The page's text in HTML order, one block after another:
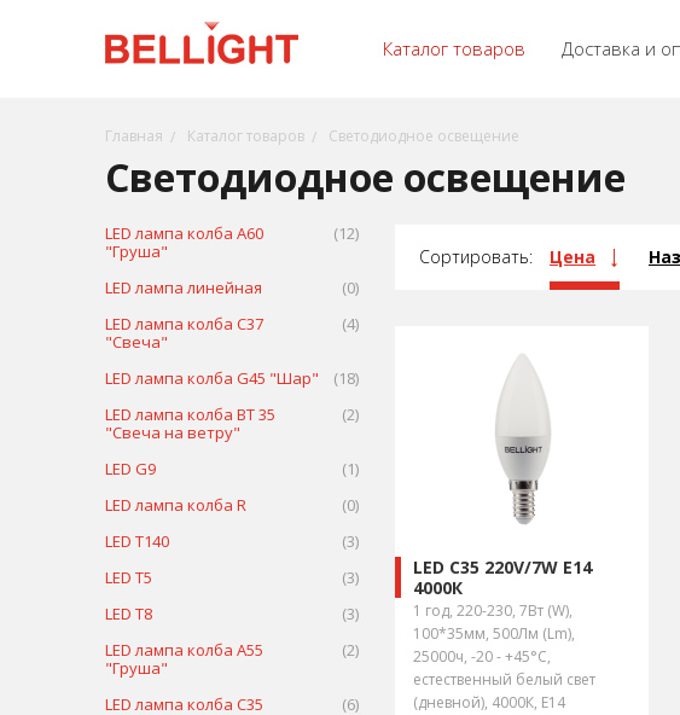
Каталог товаров Доставка и
Главная Каталог товаров Светодиодное освещение
Светодиодное освещение
LED лампа колба А60
"Груша"
(12)
LED лампа линейная
(0)
LED лампа колба С37
"Свеча"
(4)
LED лампа колба G45 "Шар"
(18)
LED лампа колба ВТ 35
"Свеча на ветру"
(2)
LED G9
(1)
LED лампа колба R
(0)
LED T140
(3)
LED Т5
(3)
LED T8
(3)
LED лампа колба А55
"Груша"
(2)
LED лампа колба С35
(6)
Сортировать: Цена
LED C35 220V/7W E14
4000К
1 год, 220-230, 7Вт (W),
100*35мм, 500Лм (Lm),
25000ч, -20 - +45°С,
естественный белый свет
(дневной), 4000К, E14